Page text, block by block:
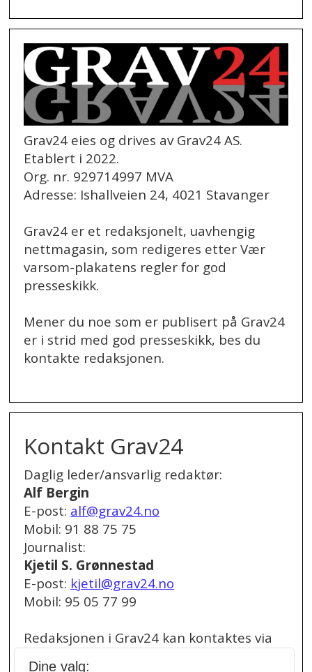
Grav24 eies og drives av Grav24 AS.
Etablert i 2022.
Org. nr. 929714997 MVA
Adresse: Ishallveien 24, 4021 Stavanger
Grav24 er et redaksjonelt, uavhengig
nettmagasin, som redigeres etter Vær
varsom-plakatens regler for god
presseskikk.
Mener du noe som er publisert på Grav24
er i strid med god presseskikk, bes du
kontakte redaksjonen.
Kontakt Grav24
Daglig leder/ansvarlig redaktør:
Alf Bergin
E-post: alf@grav24.no
Mobil: 91 88 75 75
Journalist:
Kjetil S. Grønnestad
E-post: kjetil@grav24.no
Mobil: 95 05 77 99
Redaksjonen i Grav24 kan kontaktes via
redaksjon@grav24.no
Dine valg: